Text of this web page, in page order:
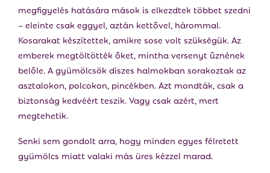
megfigyelés hatására mások is elkezdtek többet szedni
– eleinte csak eggyel, aztán kettővel, hárommal.
Kosarakat készítettek, amikre sose volt szükségük. Az
emberek megtöltötték őket, mintha versenyt űznének
belőle. A gyümölcsök díszes halmokban sorakoztak az
asztalokon, polcokon, pincékben. Azt mondták, csak a
biztonság kedvéért teszik. Vagy csak azért, mert
megtehetik.
Senki sem gondolt arra, hogy minden egyes félretett
gyümölcs miatt valaki más üres kézzel marad.